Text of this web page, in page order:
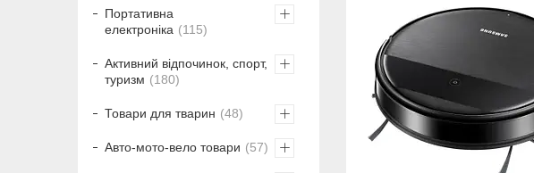
Портативна
електроніка
115
Активний відпочинок, спорт,
туризм
180
Товари для тварин 48
Авто-мото-вело товари 57